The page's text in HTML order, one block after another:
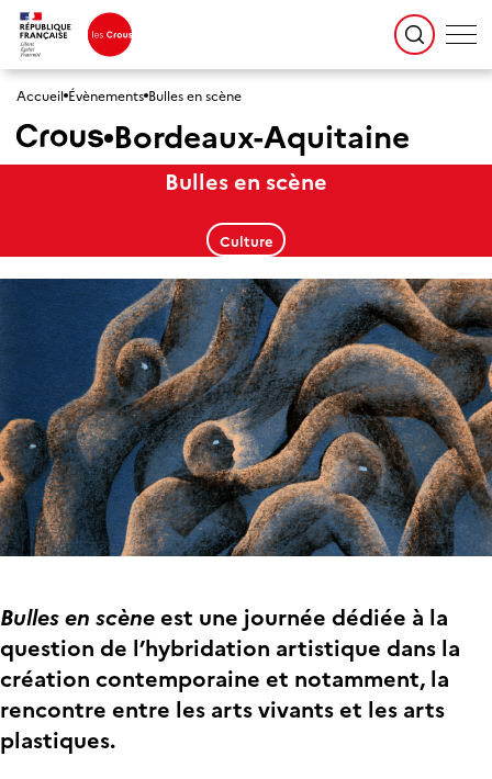
Accueil Évènements Bulles en scène
Bordeaux-Aquitaine
Bulles en scène
Culture
Bulles en scèneest une journée dédiée à la
question de l’hybridation artistique dans la
création contemporaine et notamment, la
rencontre entre les arts vivants et les arts
plastiques.